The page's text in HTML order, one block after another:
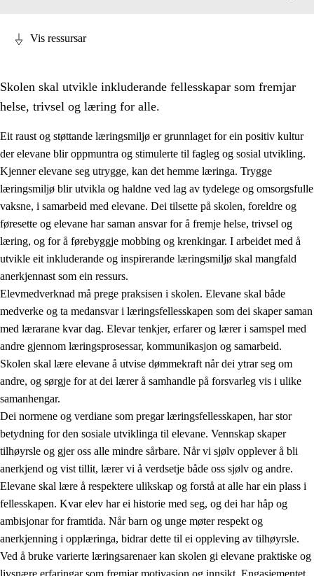
3. Prinsipp for praksisen i skolen
3.1 Eit inkluderande læringsmiljø
3.2 Undervisning og tilpassa opplæring
3.3 Samarbeid mellom heim og skole
3.4 Opplæring i lærebedrift og arbeidsliv
3.5 Profesjonsfellesskap og skoleutvikling
Vis ressursar
Skolen skal utvikle inkluderande fellesskapar som fremjar
helse, trivsel og læring for alle.
Eit raust og støttande læringsmiljø er grunnlaget for ein positiv kultur
der elevane blir oppmuntra og stimulerte til fagleg og sosial utvikling.
Kjenner elevane seg utrygge, kan det hemme læringa. Trygge
læringsmiljø blir utvikla og haldne ved lag av tydelege og omsorgsfulle
vaksne, i samarbeid med elevane. Dei tilsette på skolen, foreldre og
føresette og elevane har saman ansvar for å fremje helse, trivsel og
læring, og for å førebyggje mobbing og krenkingar. I arbeidet med å
utvikle eit inkluderande og inspirerande læringsmiljø skal mangfald
anerkjennast som ein ressurs.
Elevmedverknad må prege praksisen i skolen. Elevane skal både
medverke og ta medansvar i læringsfellesskapen som dei skaper saman
med lærarane kvar dag. Elevar tenkjer, erfarer og lærer i samspel med
andre gjennom læringsprosessar, kommunikasjon og samarbeid.
Skolen skal lære elevane å utvise dømmekraft når dei ytrar seg om
andre, og sørgje for at dei lærer å samhandle på forsvarleg vis i ulike
samanhengar.
Dei normene og verdiane som pregar læringsfellesskapen, har stor
betydning for den sosiale utviklinga til elevane. Vennskap skaper
tilhøyrsle og gjer oss alle mindre sårbare. Når vi sjølv opplever å bli
anerkjend og vist tillit, lærer vi å verdsetje både oss sjølv og andre.
Elevane skal lære å respektere ulikskap og forstå at alle har ein plass i
fellesskapen. Kvar elev har ei historie med seg, og dei har håp og
ambisjonar for framtida. Når barn og unge møter respekt og
anerkjenning i opplæringa, bidrar dette til ei oppleving av tilhøyrsle.
Ved å bruke varierte læringsarenaer kan skolen gi elevane praktiske og